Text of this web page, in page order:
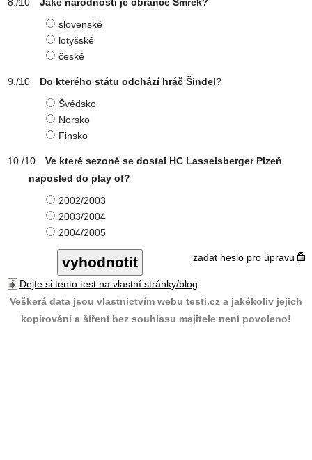
slovenské
lotyšské
české
Do kterého státu odchází hráč Šindel?
Švédsko
Norsko
Finsko
Ve které sezoně se dostal HC Lasselsberger Plzeň
naposled do play of?
2002/2003
2003/2004
2004/2005
zadat heslo pro úpravu
Dejte si tento test na vlastní stránky/blog
Veškerá data jsou vlastnictvím webu testi.cz a jakékoliv jejich
kopírování a šíření bez souhlasu majitele není povoleno!